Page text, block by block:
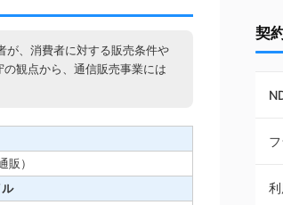
が、消費者に対する販売条件や
観点から、通信販売事業には
販）
契